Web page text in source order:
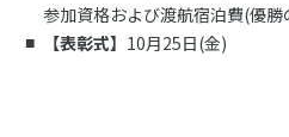
参加資格および渡航宿泊費(優勝
【表彰式】 10月25日(金)